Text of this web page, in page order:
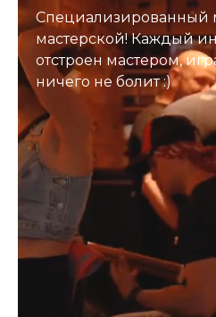
Специализированный
мастерской! Каждый
отстроен мастером,
ничего не болит :)